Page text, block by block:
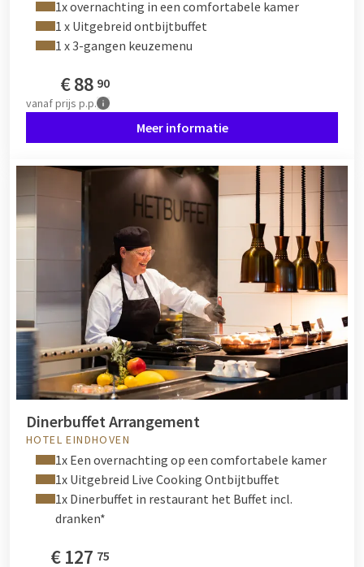
1x overnachting in een comfortabele kamer
1 x Uitgebreid ontbijtbuffet
1 x 3-gangen keuzemenu
€88 90
vanafprijs p.p.
Meer informatie
Dinerbuffet Arrangement
HOTEL EINDHOVEN
1x Een overnachting op een comfortabele kamer
1x Uitgebreid Live Cooking Ontbijtbuffet
1x Dinerbuffet in restaurant het Buffet incl.
dranken*
€127 75